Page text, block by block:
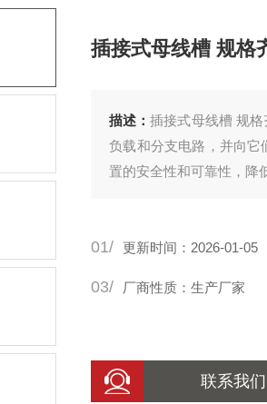
插接式母线槽 规格
描述：插接式母线槽 规
负载和分支电路，并向它
置的安全性和可靠性，降
01/ 更新时间：2026-01-05
03/ 厂商性质：生产厂家
联系我们